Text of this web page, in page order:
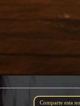
Comparte esta